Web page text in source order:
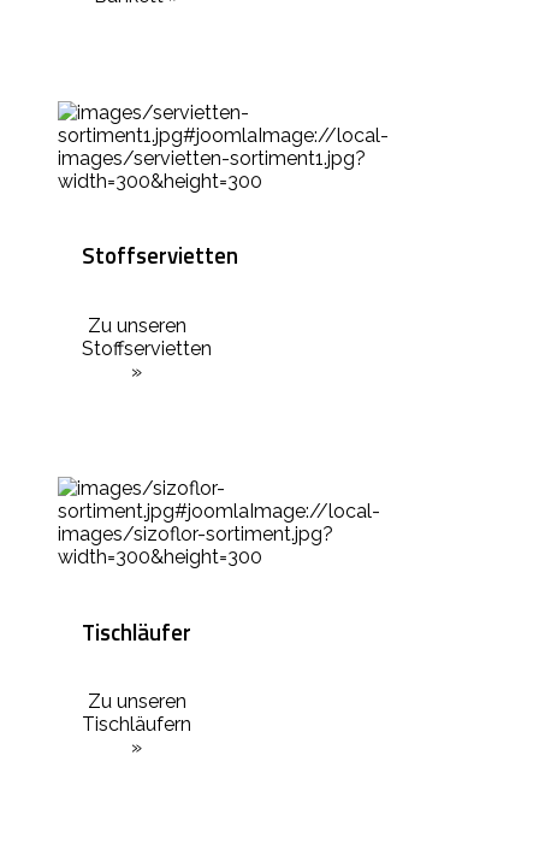
Stoffservietten
Zu unseren
Stoffservietten
»
Tischläufer
Zu unseren
Tischläufern
»